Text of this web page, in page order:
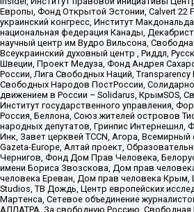
Европы, Фонд Открытой Эстонии, Calvert 22
украинский конгресс, Институт
национальная федерация Канады,
научный центр им Вудро Вильсона,
Всеукраинский духовный центр , Риддл,
Швеции, Проект Медуза, Фонд Андрея
России, Лига Свободных Наций,
Свободных Народов ПостРоссии,
движением в России – Solidarus, КрымSOS,
Институт государственного управления,
Россия, Беллона, Союз жителей островов
народных депутатов, Гринпис Интернешнл,
Инк, Завет церквей TCCN, Агора,
Gazeta-Europe, Алтай проект,
Чернигов, Фонд Дом Прав Человека,
имени Бориса Звозскова, Дом прав
человека Ереван, Дом прав человека Крым,
Studios, ТВ Дождь, Центр европейских
Мартенса, Сетевое объединение
АЛЛАТРА, За свободную Россию, Свободная